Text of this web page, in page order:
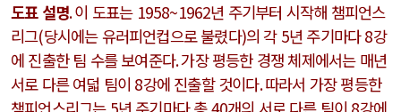
도표 설명.이 도표는 1958~1962년 주기부터 시작해 챔피언스
리그(당시에는 유러피언컵으로 불렸다)의 각 5년 주기마다8강
에 진출한 팀 수를 보여준다.가장 평등한 경쟁 체제에서는 매년
서로 다른 여덟 팀이 8강에 진출할 것이다.따라서 가장 평등한